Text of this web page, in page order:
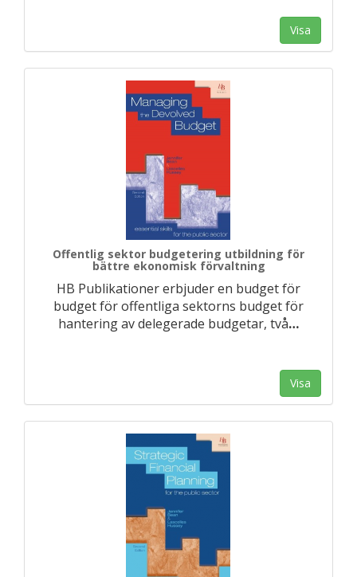
Visa
Offentlig sektor budgetering utbildning för
bättre ekonomisk förvaltning
HB Publikationer erbjuder en budget för
budget för offentliga sektorns budget för
hantering av delegerade budgetar, två…
Visa